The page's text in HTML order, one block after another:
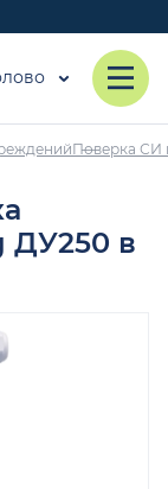
Поверка СИ
ДУ250 в